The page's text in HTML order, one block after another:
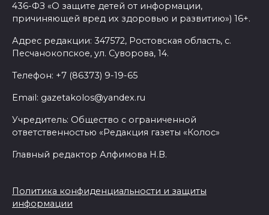
436-ФЗ «О защите детей от информации,
причиняющей вред их здоровью и развитию») 16+.
Адрес редакции: 347572, Ростовская область, с.
Песчанокопское, ул. Суворова, 14.
Телефон: +7 (86373) 9-19-65
Email: gazetakolos@yandex.ru
Учредитель: Общество с ограниченной
ответственностью «Редакция газеты «Колос»
Главный редактор Алфимова Н.В.
Политика конфиденциальности и защиты
информации